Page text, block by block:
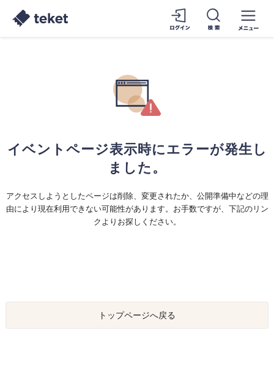
イベントページ表示時にエラーが発生し
ました。
アクセスしようとしたページは削除、変更されたか、公開準備中などの理
由により現在利用できない可能性があります。お手数ですが、下記のリン
クよりお探しください。
トップページへ戻る